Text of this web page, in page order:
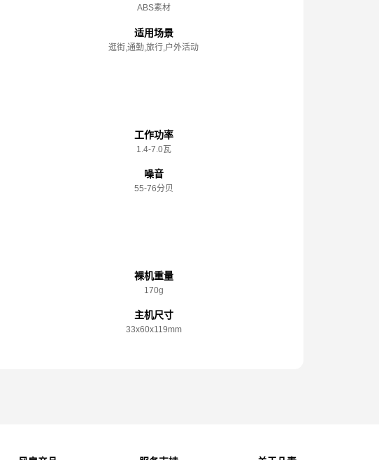
ABS素材
适用场景
逛街,通勤,旅行,户外活动
工作功率
1.4-7.0瓦
噪音
55-76分贝
裸机重量
170g
主机尺寸
33x️60x️119mm